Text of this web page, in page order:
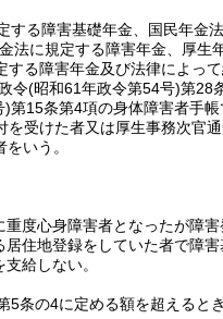
する障害基礎年金、国民年金
法に規定する障害年金、厚生
る障害年金及び法律によっ
令(昭和61年政令第54号)第28
)第15条第4項の身体障害者手
を受けた者又は厚生事務次官
いう。
度心身障害者となったが障
住地登録をしていた者で障
給しない。
5条の4に定める額を超えるとき